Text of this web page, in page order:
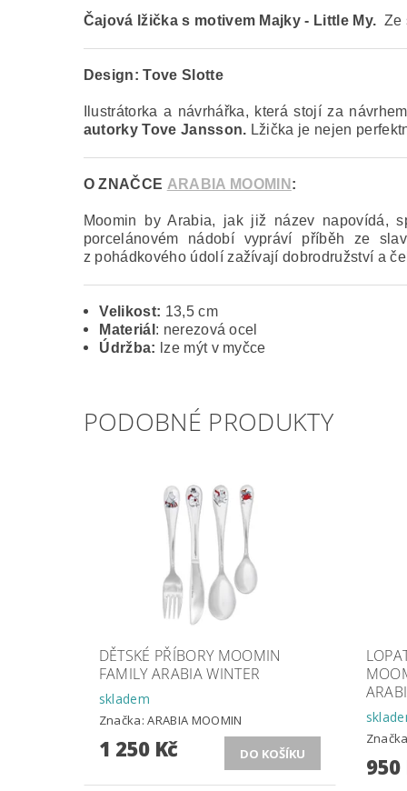
Čajová lžička s motivem Majky - Little My. Ze
Design: Tove Slotte
Ilustrátorka a návrhářka, která stojí za
autorky Tove Jansson. Lžička je nejen
O ZNAČCE ARABIA MOOMIN :
Moomin by Arabia, jak již název napovídá,
porcelánovém nádobí vypráví příběh ze
z pohádkového údolí zažívají dobrodružství a
Velikost: 13,5 cm
Materiál : nerezová ocel
Údržba: lze mýt v myčce
PODOBNÉ PRODUKTY
DĚTSKÉ PŘÍBORY MOOMIN
FAMILY ARABIA WINTER
skladem
Značka:ARABIA MOOMIN
1 250 Kč
950